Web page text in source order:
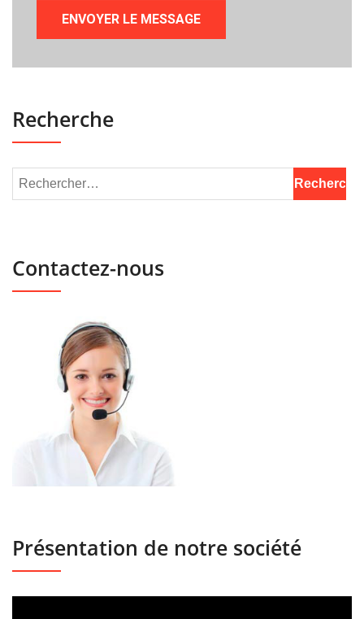
Recherche
Contactez-nous
Présentation de notre société